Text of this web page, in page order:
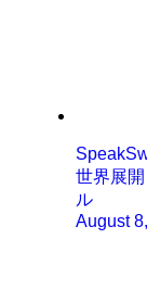
世界展
ル
August